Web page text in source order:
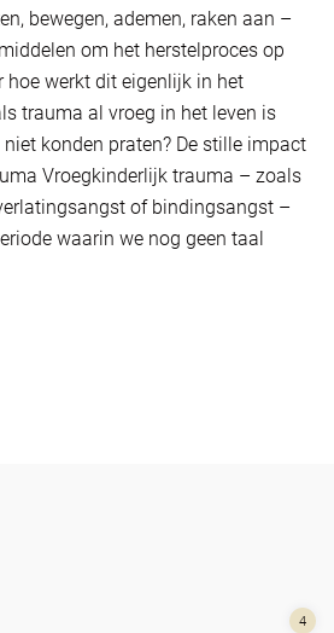
bewegen, ademen, raken aan –
om het herstelproces op
hoe werkt dit eigenlijk in het
trauma al vroeg in het leven is
konden praten? De stille impact
Vroegkinderlijk trauma – zoals
of bindingsangst –
waarin we nog geen taal
4